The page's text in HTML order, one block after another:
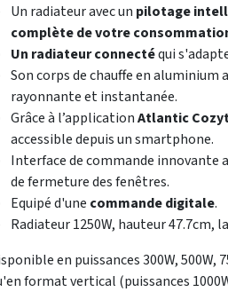
Un radiateur avec un pilotage
complète de votre
Un radiateur connectéqui
Son corps de chauffe en
rayonnante et instantanée.
Grâce à l’applicationAtlantic
accessible depuis un smartphone.
Interface de commande
de fermeture des fenêtres.
Equipé d'une commande digitale.
Radiateur 1250W, hauteur 47.7cm,
en puissances 300W, 500W,
format vertical (puissances